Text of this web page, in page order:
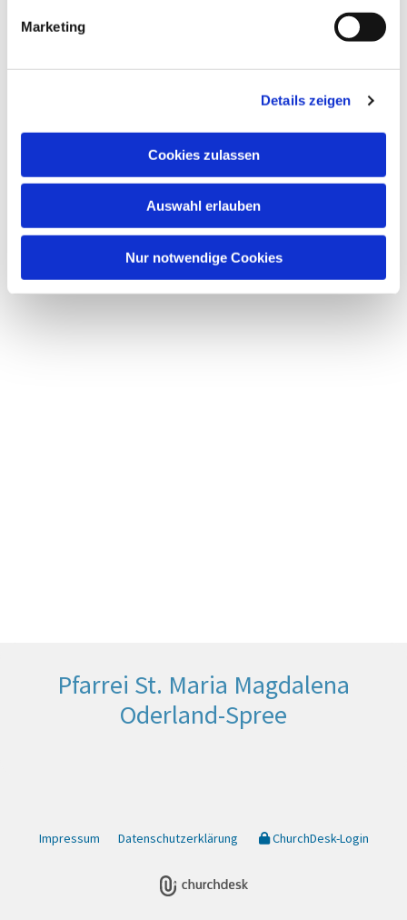
Marketing
Details zeigen
Cookies zulassen
Auswahl erlauben
Nur notwendige Cookies
Dies könnte Sie auch
interessieren
Pfarrei St. Maria Magdalena
Oderland-Spree
Impressum Datenschutzerklärung ChurchDesk-Login